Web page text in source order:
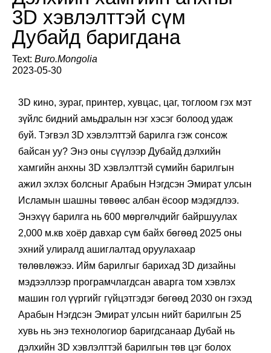
3D хэвлэлттэй сүм
Дубайд баригдана
Text: Buro.Mongolia
2023-05-30
3D кино, зураг, принтер, хувцас, цаг, тоглоом гэх мэт
зүйлс бидний амьдралын нэг хэсэг болоод удаж
буй. Тэгвэл 3D хэвлэлттэй барилга гэж сонсож
байсан уу? Энэ оны сүүлээр Дубайд дэлхийн
хамгийн анхны 3D хэвлэлттэй сүмийн барилгын
ажил эхлэх болсныг Арабын Нэгдсэн Эмират улсын
Исламын шашны төвөөс албан ёсоор мэдэгдлээ.
Энэхүү барилга нь 600 мөргөлчдийг байршуулах
2,000 м.кв хоёр давхар сүм байх бөгөөд 2025 оны
эхний улиралд ашиглалтад оруулахаар
төлөвлөжээ. Ийм барилгыг барихад 3D дизайны
мэдээллээр програмчлагдсан аварга том хэвлэх
машин гол үүргийг гүйцэтгэдэг бөгөөд 2030 он гэхэд
Арабын Нэгдсэн Эмират улсын нийт барилгын 25
хувь нь энэ технологиор баригдсанаар Дубай нь
дэлхийн 3D хэвлэлттэй барилгын төв цэг болох